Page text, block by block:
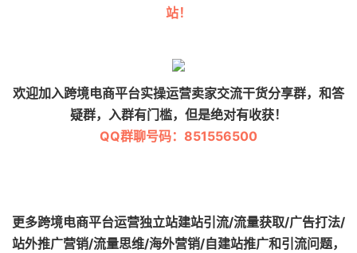
站！
欢迎加入跨境电商平台实操运营卖家交流干货分享群，和答
疑群，入群有门槛，但是绝对有收获！
QQ群聊号码：851556500
更多跨境电商平台运营独立站建站引流/流量获取/广告打法/
站外推广营销/流量思维/海外营销/自建站推广和引流问题，